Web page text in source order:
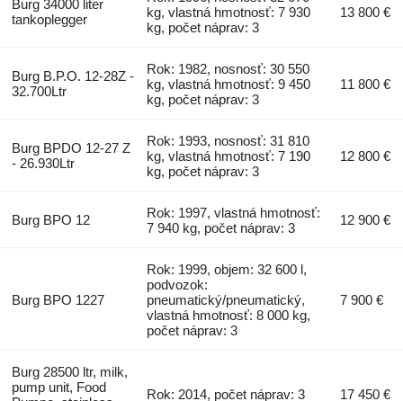
Burg 34000 liter
tankoplegger
kg, vlastná hmotnosť: 7 930
kg, počet náprav: 3
13 800 €
Burg B.P.O. 12-28Z -
32.700Ltr
Rok: 1982, nosnosť: 30 550
kg, vlastná hmotnosť: 9 450
kg, počet náprav: 3
11 800 €
Burg BPDO 12-27 Z
- 26.930Ltr
Rok: 1993, nosnosť: 31 810
kg, vlastná hmotnosť: 7 190
kg, počet náprav: 3
12 800 €
Burg BPO 12
Rok: 1997, vlastná hmotnosť:
7 940 kg, počet náprav: 3
12 900 €
Burg BPO 1227
Rok: 1999, objem: 32 600 l,
podvozok:
pneumatický/pneumatický,
vlastná hmotnosť: 8 000 kg,
počet náprav: 3
7 900 €
Burg 28500 ltr, milk,
pump unit, Food
Rok: 2014, počet náprav: 3 17 450 €